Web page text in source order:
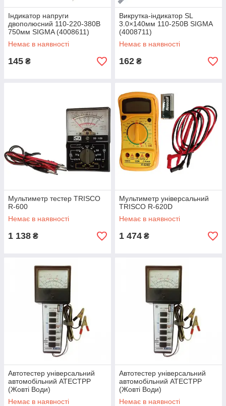
Індикатор напруги
двополюсний 110-220-380В
750мм SIGMA (4008611)
Немає в наявності
145 ₴
Викрутка-індикатор SL
3.0×140мм 110-250В SIGMA
(4008711)
Немає в наявності
162 ₴
Мультиметр тестер TRISCO
R-600
Немає в наявності
1 138 ₴
Мультиметр універсальний
TRISCO R-620D
Немає в наявності
1 474 ₴
Автотестер універсальний
автомобільний АТЕСТРР
(Жовті Води)
Немає в наявності
Автотестер універсальний
автомобільний АТЕСТРР
(Жовті Води)
Немає в наявності